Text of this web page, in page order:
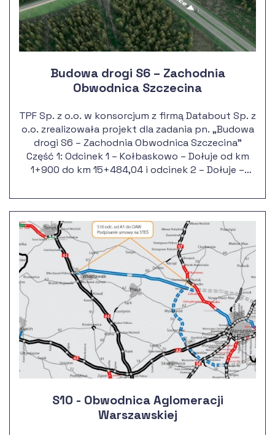
Budowa drogi S6 – Zachodnia
Obwodnica Szczecina
TPF Sp. z o.o. w konsorcjum z firmą Databout Sp. z
o.o. zrealizowała projekt dla zadania pn. „Budowa
drogi S6 – Zachodnia Obwodnica Szczecina”
Część 1: Odcinek 1 – Kołbaskowo – Dołuje od km
1+900 do km 15+484,04 i odcinek 2 – Dołuje –
„Będargowo”.
S10 - Obwodnica Aglomeracji
Warszawskiej